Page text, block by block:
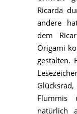
Ricarda
andere
dem
Origami
gestalten.
Flummis
natürlich